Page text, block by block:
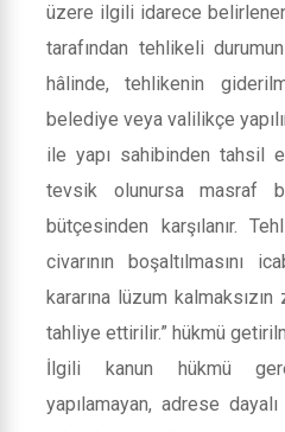
üzere ilgili idarece
tarafından tehlikeli
hâlinde, tehlikenin
belediye veya valilikçe
ile yapı sahibinden tahsil
tevsik olunursa masraf
bütçesinden karşılanır.
civarının boşaltılmasını
kararına lüzum
tahliye ettirilir.” hükmü
İlgili kanun hükmü
yapılamayan, adrese